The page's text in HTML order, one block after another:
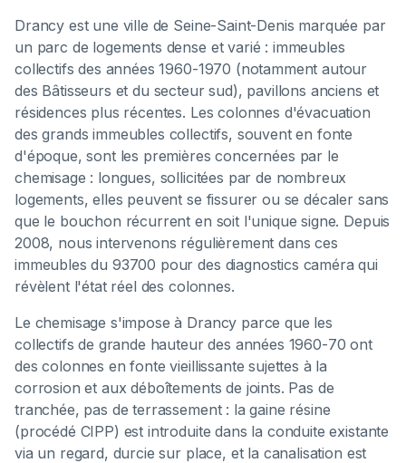
Drancy est une ville de Seine-Saint-Denis marquée par
un parc de logements dense et varié : immeubles
collectifs des années 1960-1970 (notamment autour
des Bâtisseurs et du secteur sud), pavillons anciens et
résidences plus récentes. Les colonnes d'évacuation
des grands immeubles collectifs, souvent en fonte
d'époque, sont les premières concernées par le
chemisage : longues, sollicitées par de nombreux
logements, elles peuvent se fissurer ou se décaler sans
que le bouchon récurrent en soit l'unique signe. Depuis
2008, nous intervenons régulièrement dans ces
immeubles du 93700 pour des diagnostics caméra qui
révèlent l'état réel des colonnes.
Le chemisage s'impose à Drancy parce que les
collectifs de grande hauteur des années 1960-70 ont
des colonnes en fonte vieillissante sujettes à la
corrosion et aux déboîtements de joints. Pas de
tranchée, pas de terrassement : la gaine résine
(procédé CIPP) est introduite dans la conduite existante
via un regard, durcie sur place, et la canalisation est